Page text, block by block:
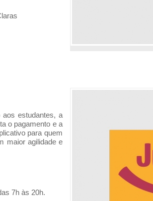
estudantes, a
o pagamento e a
para quem
maior agilidade e
7h às 20h.